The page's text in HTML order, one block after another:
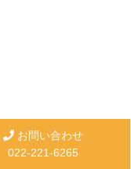
お問い合わせ
022-221-6265